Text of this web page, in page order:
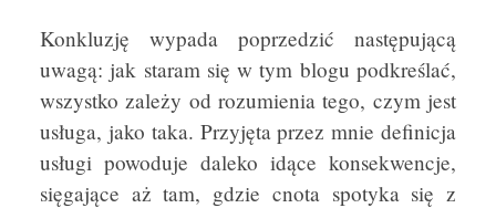
Konkluzję wypada poprzedzić następującą
uwagą: jak staram się w tym blogu podkreślać,
wszystko zależy od rozumienia tego, czym jest
usługa, jako taka. Przyjęta przez mnie definicja
usługi powoduje daleko idące konsekwencje,
sięgające aż tam, gdzie cnota spotyka się z